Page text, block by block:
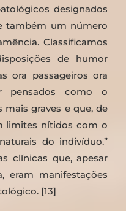
designados
também um número
Classificamos
de humor
ora passageiros ora
pensados como o
graves e que, de
limites nítidos com o
do indivíduo.”
clínicas que, apesar
eram manifestações
[13]